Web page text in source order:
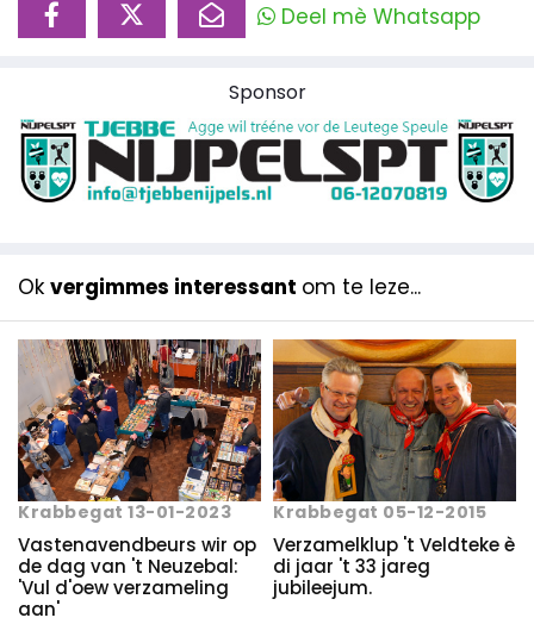
Deel mè Whatsapp
Sponsor
Ok vergimmes interessant om te leze...
Krabbegat 13-01-2023
Vastenavendbeurs wir op
de dag van 't Neuzebal:
'Vul d'oew verzameling
aan'
Krabbegat 05-12-2015
Verzamelklup 't Veldteke è
di jaar 't 33 jareg
jubileejum.